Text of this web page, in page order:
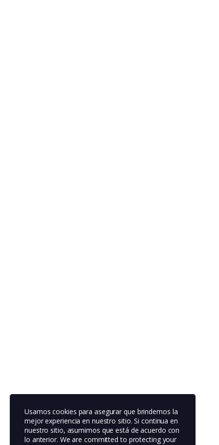
Usamos cookies para asegurar que brindemos la
mejor experiencia en nuestro sitio. Si continua en
nuestro sitio, asumimos que está de acuerdo con
lo anterior. We are committed to protecting your